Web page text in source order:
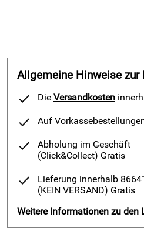
Allgemeine Hinweise zur
Die Versandkosten
Auf
Abholung im Geschäft
(Click&Collect) Gratis
Lieferung innerhalb
(KEIN VERSAND) Gratis
Weitere Informationen zu den